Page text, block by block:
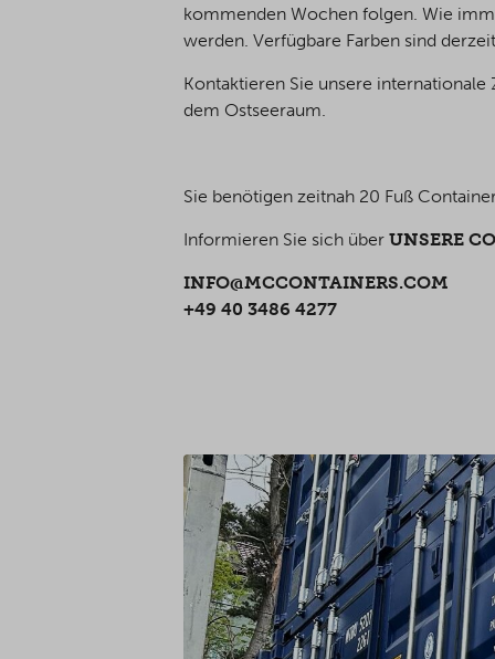
kommenden Wochen folgen. Wie
werden. Verfügbare Farben sind
Kontaktieren Sie unsere
dem Ostseeraum.
Sie benötigen zeitnah 20 Fuß
Informieren Sie sich überUNSERE
INFO@MCCONTAINERS.COM
+49 40 3486 4277